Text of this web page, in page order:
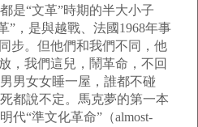
“文革”時期的半大小子
”，是與越戰、法國1968年事
步。但他們和我們不同，他
，我們這兒，鬧革命，不回
男女女睡一屋，誰都不碰
都說不定。馬克夢的第一本
代“準文化革命”（almost-